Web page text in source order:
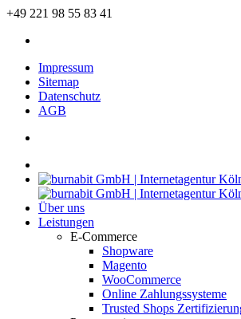
+49 221 98 55 83 41
Impressum
Sitemap
Datenschutz
AGB
Über uns
Leistungen
E-Commerce
Shopware
Magento
WooCommerce
Online Zahlungssysteme
Trusted Shops